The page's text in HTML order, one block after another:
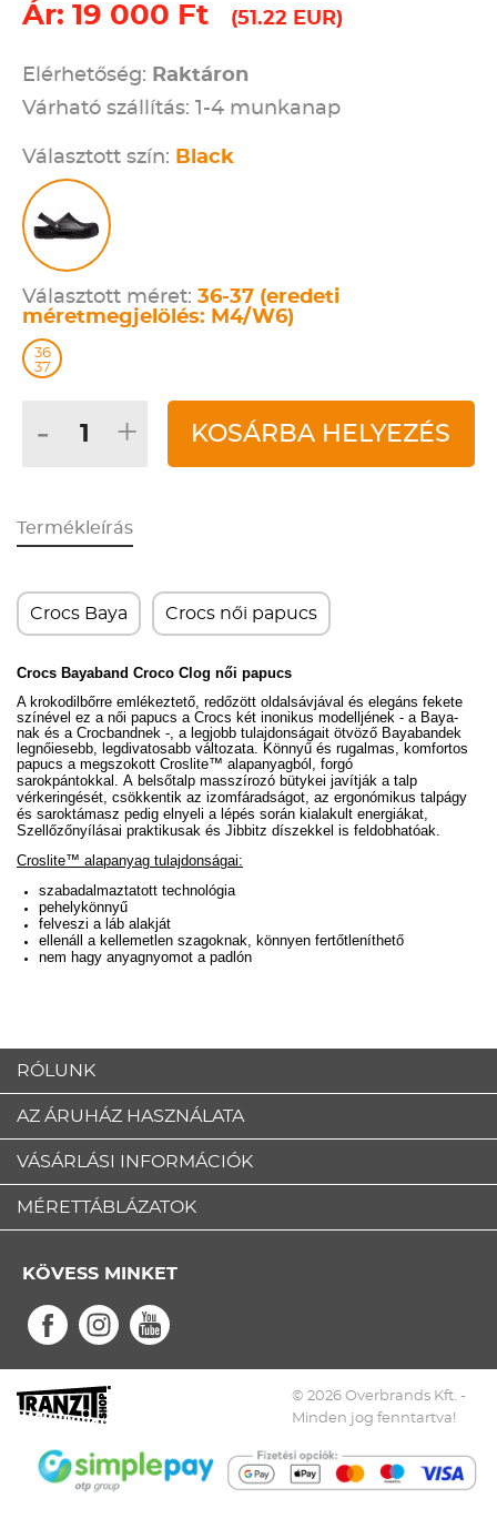
Ár: 19 000 Ft (51.22 EUR)
Elérhetőség: Raktáron
Várható szállítás: 1-4 munkanap
Választott szín: Black
Választott méret: 36-37 (eredeti
méretmegjelölés: M4/W6)
36
37
- + KOSÁRBA HELYEZÉS
Termékleírás
Crocs Baya Crocs női papucs
Crocs Bayaband Croco Clog női papucs
A krokodilbőrre emlékeztető, redőzött oldalsávjával és elegáns fekete
színével ez a női papucs a Crocs két inonikus modelljének - a Baya-
nak és a Crocbandnek -, a legjobb tulajdonságait ötvöző Bayabandek
legnőiesebb, legdivatosabb változata. Könnyű és rugalmas, komfortos
papucs a megszokott Croslite™ alapanyagból, forgó
sarokpántokkal. A belsőtalp masszírozó bütykei javítják a talp
vérkeringését, csökkentik az izomfáradságot, az ergonómikus talpágy
és saroktámasz pedig elnyeli a lépés során kialakult energiákat,
Szellőzőnyílásai praktikusak és Jibbitz díszekkel is feldobhatóak.
Croslite™ alapanyag tulajdonságai:
szabadalmaztatott technológia
pehelykönnyű
felveszi a láb alakját
ellenáll a kellemetlen szagoknak, könnyen fertőtleníthető
nem hagy anyagnyomot a padlón
RÓLUNK
AZ ÁRUHÁZ HASZNÁLATA
VÁSÁRLÁSI INFORMÁCIÓK
MÉRETTÁBLÁZATOK
KÖVESS MINKET
© 2026 Overbrands Kft. -
Minden jog fenntartva!